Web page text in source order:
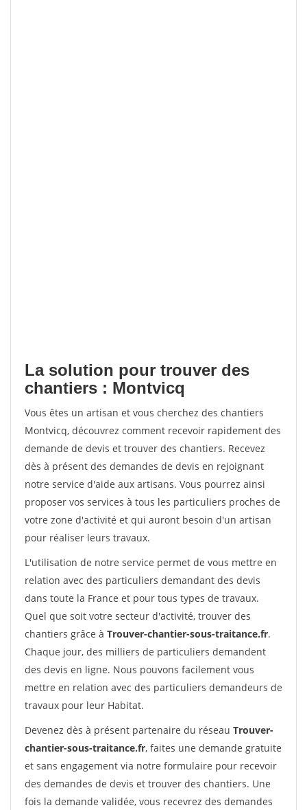
La solution pour trouver des
chantiers : Montvicq
Vous êtes un artisan et vous cherchez des chantiers
Montvicq, découvrez comment recevoir rapidement des
demande de devis et trouver des chantiers. Recevez
dès à présent des demandes de devis en rejoignant
notre service d'aide aux artisans. Vous pourrez ainsi
proposer vos services à tous les particuliers proches de
votre zone d'activité et qui auront besoin d'un artisan
pour réaliser leurs travaux.
L'utilisation de notre service permet de vous mettre en
relation avec des particuliers demandant des devis
dans toute la France et pour tous types de travaux.
Quel que soit votre secteur d'activité, trouver des
chantiers grâce à Trouver-chantier-sous-traitance.fr.
Chaque jour, des milliers de particuliers demandent
des devis en ligne. Nous pouvons facilement vous
mettre en relation avec des particuliers demandeurs de
travaux pour leur Habitat.
Devenez dès à présent partenaire du réseau Trouver-
chantier-sous-traitance.fr, faites une demande gratuite
et sans engagement via notre formulaire pour recevoir
des demandes de devis et trouver des chantiers. Une
fois la demande validée, vous recevrez des demandes